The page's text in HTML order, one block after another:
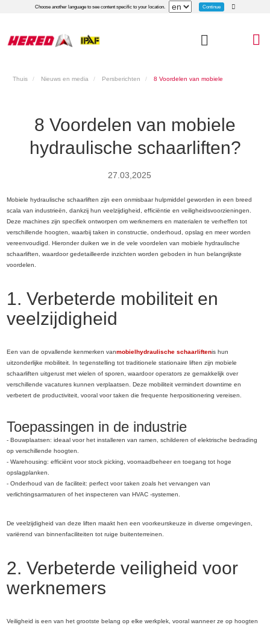
Choose another language to see content specific to your location. Continue
Thuis Nieuws en media Persberichten
8 Voordelen van mobiele
hydraulische schaarliften?
27.03,2025
Mobiele hydraulische schaarliften zijn een onmisbaar hulpmiddel geworden in een breed
scala van industrieën, dankzij hun veelzijdigheid, efficiëntie en veiligheidsvoorzieningen.
Deze machines zijn specifiek ontworpen om werknemers en materialen te verheffen tot
verschillende hoogten, waarbij taken in constructie, onderhoud, opslag en meer worden
vereenvoudigd. Hieronder duiken we in de vele voordelen van mobiele hydraulische
schaarliften, waardoor gedetailleerde inzichten worden geboden in hun belangrijkste
voordelen.
1. Verbeterde mobiliteit en
veelzijdigheid
Een van de opvallende kenmerken vanmobielhydraulische schaarliftenis hun
uitzonderlijke mobiliteit. In tegenstelling tot traditionele stationaire liften zijn mobiele
schaarliften uitgerust met wielen of sporen, waardoor operators ze gemakkelijk over
verschillende vacatures kunnen verplaatsen. Deze mobiliteit vermindert downtime en
verbetert de productiviteit, vooral voor taken die frequente herpositionering vereisen.
Toepassingen in de industrie
- Bouwplaatsen: ideaal voor het installeren van ramen, schilderen of elektrische bedrading
op verschillende hoogten.
- Warehousing: efficiënt voor stock picking, voorraadbeheer en toegang tot hoge
opslagplanken.
- Onderhoud van de faciliteit: perfect voor taken zoals het vervangen van
verlichtingsarmaturen of het inspecteren van HVAC -systemen.
De veelzijdigheid van deze liften maakt hen een voorkeurskeuze in diverse omgevingen,
variërend van binnenfaciliteiten tot ruige buitenterreinen.
2. Verbeterde veiligheid voor
werknemers
Veiligheid is een van het grootste belang op elke werkplek, vooral wanneer ze op hoogten